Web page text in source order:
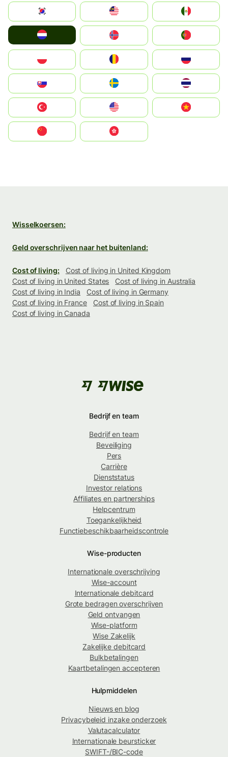
South Korea
United States
中國香港特別行政區
Wisselkoersen:
Geld overschrijven naar het buitenland:
Cost of living:
Cost of living in United Kingdom
Cost of living in United States
Cost of living in Australia
Cost of living in India
Cost of living in Germany
Cost of living in France
Cost of living in Spain
Cost of living in Canada
Bedrijf en team
Bedrijf en team
Beveiliging
Pers
Carrière
Dienststatus
Investor relations
Affiliates en partnerships
Helpcentrum
Toegankelijkheid
Functiebeschikbaarheidscontrole
Wise-producten
Internationale overschrijving
Wise-account
Internationale debitcard
Grote bedragen overschrijven
Geld ontvangen
Wise-platform
Wise Zakelijk
Zakelijke debitcard
Bulkbetalingen
Kaartbetalingen accepteren
Hulpmiddelen
Nieuws en blog
Privacybeleid inzake onderzoek
Valutacalculator
Internationale beursticker
SWIFT-/BIC-code